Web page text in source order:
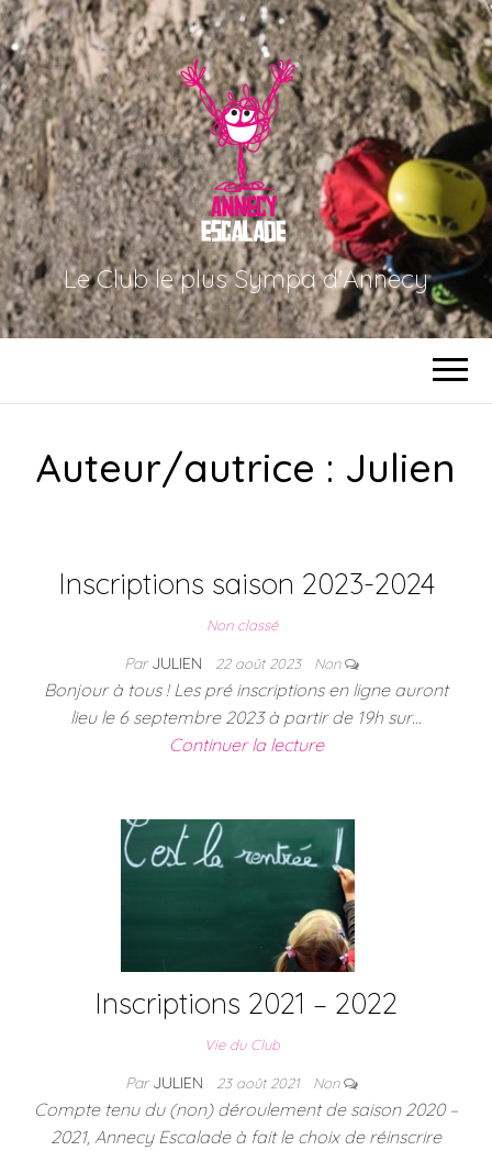
Le Club le plus Sympa d'Annecy
Auteur/autrice : Julien
Inscriptions saison 2023-2024
Non classé
ParJULIEN 22 août 2023 Non
Bonjour à tous ! Les pré inscriptions en ligne auront
lieu le 6 septembre 2023 à partir de 19h sur…
Continuer la lecture
Inscriptions 2021 – 2022
Vie du Club
ParJULIEN 23 août 2021 Non
Compte tenu du (non) déroulement de saison 2020 –
2021, Annecy Escalade à fait le choix de réinscrire